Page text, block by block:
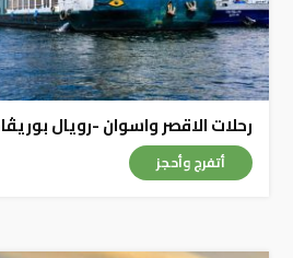
رحلات الاقصر واسوان -رويال
أتفرج وأحجز